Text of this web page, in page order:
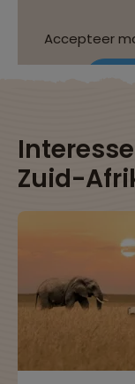
Accepteer
Zuid-